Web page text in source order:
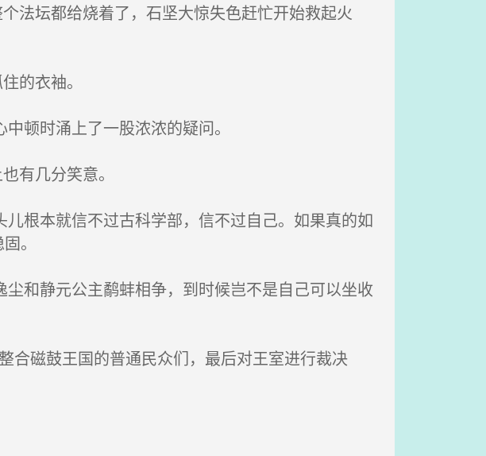
法坛都给烧着了，石坚大惊失色赶忙开始救起火
的衣袖。
顿时涌上了一股浓浓的疑问。
有几分笑意。
根本就信不过古科学部，信不过自己。如果真的如
。
和静元公主鹬蚌相争，到时候岂不是自己可以坐收
合磁鼓王国的普通民众们，最后对王室进行裁决